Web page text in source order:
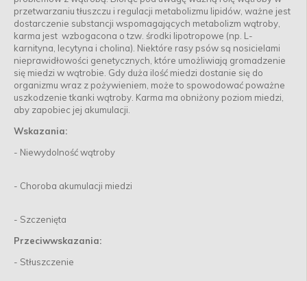
przetwarzaniu tłuszczu i regulacji metabolizmu lipidów, ważne jest
dostarczenie substancji wspomagających metabolizm wątroby,
karma jest wzbogacona o tzw. środki lipotropowe (np. L-
karnityna, lecytyna i cholina). Niektóre rasy psów są nosicielami
nieprawidłowości genetycznych, które umożliwiają gromadzenie
się miedzi w wątrobie. Gdy duża ilość miedzi dostanie się do
organizmu wraz z pożywieniem, może to spowodować poważne
uszkodzenie tkanki wątroby. Karma ma obniżony poziom miedzi,
aby zapobiec jej akumulacji.
Wskazania:
- Niewydolność wątroby
- Choroba akumulacji miedzi
- Szczenięta
Przeciwwskazania:
- Stłuszczenie